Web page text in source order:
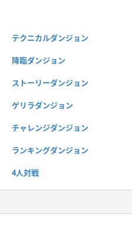
テクニカルダンジョン
降臨ダンジョン
ストーリーダンジョン
ゲリラダンジョン
チャレンジダンジョン
ランキングダンジョン
4人対戦